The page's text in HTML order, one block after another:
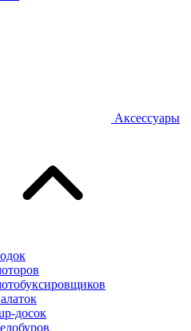
Аксессуары
досок